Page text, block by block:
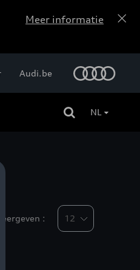
Meer informatie
Audi.be
NL
: